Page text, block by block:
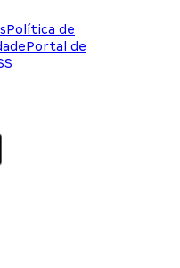
Política de
Portal de